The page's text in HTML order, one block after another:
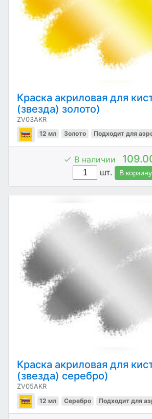
Краска акриловая для
(звезда) золото)
ZV03AKR
12 мл Золото Подходит для
В наличии
шт.
В корзину
Краска акриловая для
(звезда) серебро)
ZV05AKR
12 мл Серебро Подходит для